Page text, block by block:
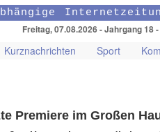
Freitag, 07.08.2026 - Jahrgang 18
Kurznachrichten Sport
Premiere im Großen